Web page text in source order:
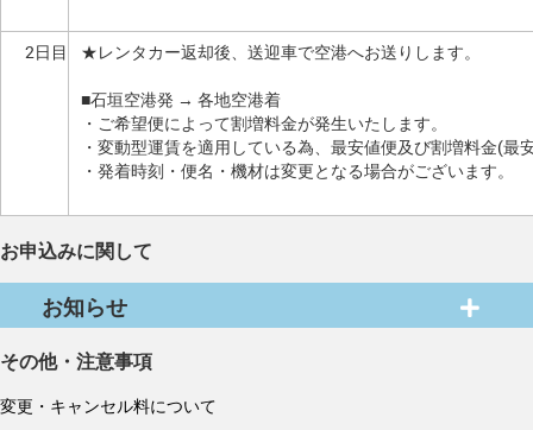
2日目 ★レンタカー返却後、送迎車で空港へお送りします。
■石垣空港発 → 各地空港着
・ご希望便によって割増料金が発生いたします。
・変動型運賃を適用している為、最安値便及び割増料金(
・発着時刻・便名・機材は変更となる場合がございます。
お申込みに関して
お知らせ
その他・注意事項
変更・キャンセル料について